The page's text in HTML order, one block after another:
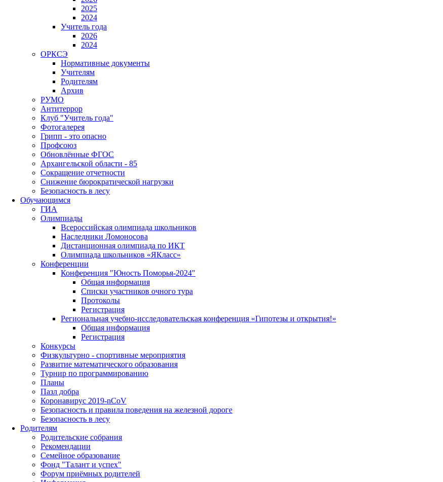
2025
2024
Учитель года
2026
2024
ОРКСЭ
Нормативные документы
Учителям
Родителям
Архив
РУМО
Антитеррор
Клуб "Учитель года"
Фотогалерея
Грипп - это опасно
Профсоюз
Обновлённые ФГОС
Архангельской области - 85
Сокращение отчетности
Снижение бюрократической нагрузки
Безопасность в лесу
Обучающимся
ГИА
Олимпиады
Всероссийская олимпиада школьников
Наследники Ломоносова
Дистанционная олимпиада по ИКТ
Олимпиада школьников «ЯКласс»
Конференции
Конференция "Юность Поморья-2024"
Общая информация
Списки участников очного тура
Протоколы
Регистрация
Региональная учебно-исследовательская конференция «Гипотезы и открытия!»
Общая информация
Регистрация
Конкурсы
Физкультурно - спортивные мероприятия
Развитие математического образования
Турнир по программированию
Планы
Пазл добра
Коронавирус 2019-nCoV
Безопасность и правила поведения на железной дороге
Безопасность в лесу
Родителям
Родительские собрания
Рекомендации
Семейное образование
Фонд "Талант и успех"
Форум приёмных родителей